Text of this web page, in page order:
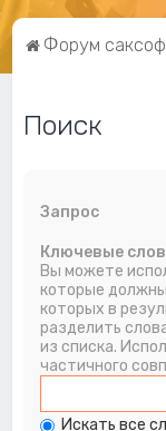
Форум
Поиск
Запрос
Ключевые
Вы можете
которые
которых в
разделить
из списка.
частичного
Искать все